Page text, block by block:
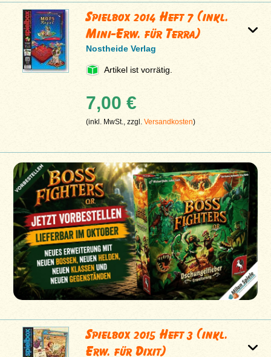
Spielbox 2014 Heft 7 (inkl.
Mini-Erw. für Terra)
Nostheide Verlag
Artikel ist vorrätig.
7,00 €
(inkl. MwSt., zzgl.Versandkosten)
Spielbox 2015 Heft 3 (inkl.
Erw. für Dixit)